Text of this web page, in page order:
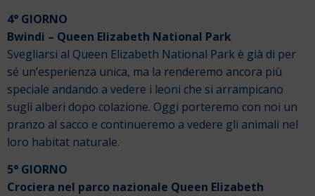
4° GIORNO
Bwindi – Queen Elizabeth National Park
Svegliarsi al Queen Elizabeth National Park è già di per
sé un’esperienza unica, ma la renderemo ancora più
speciale andando a vedere i leoni che si arrampicano
sugli alberi dopo colazione. Oggi porteremo con noi un
pranzo al sacco e continueremo a vedere gli animali nel
loro habitat naturale.
5° GIORNO
Crociera nel parco nazionale Queen Elizabeth